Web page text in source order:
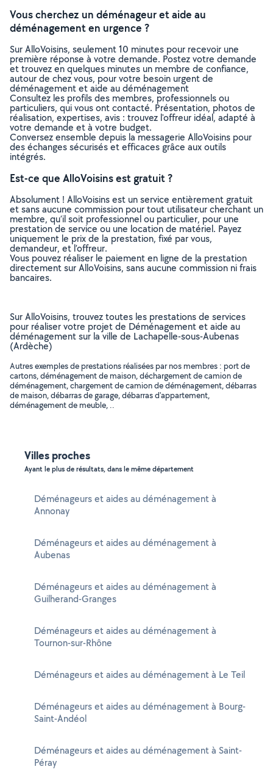
Vous cherchez un déménageur et aide au
déménagement en urgence ?
Sur AlloVoisins, seulement 10 minutes pour recevoir une
première réponse à votre demande. Postez votre demande
et trouvez en quelques minutes un membre de confiance,
autour de chez vous, pour votre besoin urgent de
déménagement et aide au déménagement
Consultez les profils des membres, professionnels ou
particuliers, qui vous ont contacté. Présentation, photos de
réalisation, expertises, avis : trouvez l'offreur idéal, adapté à
votre demande et à votre budget.
Conversez ensemble depuis la messagerie AlloVoisins pour
des échanges sécurisés et efficaces grâce aux outils
intégrés.
Est-ce que AlloVoisins est gratuit ?
Absolument ! AlloVoisins est un service entièrement gratuit
et sans aucune commission pour tout utilisateur cherchant un
membre, qu’il soit professionnel ou particulier, pour une
prestation de service ou une location de matériel. Payez
uniquement le prix de la prestation, fixé par vous,
demandeur, et l’offreur.
Vous pouvez réaliser le paiement en ligne de la prestation
directement sur AlloVoisins, sans aucune commission ni frais
bancaires.
Sur AlloVoisins, trouvez toutes les prestations de services
pour réaliser votre projet de Déménagement et aide au
déménagement sur la ville de Lachapelle-sous-Aubenas
(Ardèche)
Autres exemples de prestations réalisées par nos membres : port de
cartons, déménagement de maison, déchargement de camion de
déménagement, chargement de camion de déménagement, débarras
de maison, débarras de garage, débarras d'appartement,
déménagement de meuble, ..
Villes proches
Ayant le plus de résultats, dans le même département
Déménageurs et aides au déménagement à
Annonay
Déménageurs et aides au déménagement à
Aubenas
Déménageurs et aides au déménagement à
Guilherand-Granges
Déménageurs et aides au déménagement à
Tournon-sur-Rhône
Déménageurs et aides au déménagement à Le Teil
Déménageurs et aides au déménagement à Bourg-
Saint-Andéol
Déménageurs et aides au déménagement à Saint-
Péray